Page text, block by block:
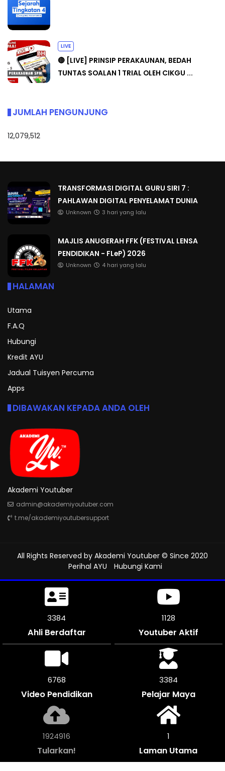
LIVE
🔴 [LIVE] PRINSIP PERAKAUNAN, BEDAH
TUNTAS SOALAN 1 TRIAL OLEH CIKGU ...
JUMLAH PENGUNJUNG
12,079,512
TRANSFORMASI DIGITAL GURU SIRI 7 :
PAHLAWAN DIGITAL PENYELAMAT DUNIA
Unknown 3 hari yang lalu
MAJLIS ANUGERAH FFK (FESTIVAL LENSA
PENDIDIKAN - FLeP) 2026
Unknown 4 hari yang lalu
HALAMAN
Utama
F.A.Q
Hubungi
Kredit AYU
Jadual Tuisyen Percuma
Apps
DIBAWAKAN KEPADA ANDA OLEH
Akademi Youtuber
admin@akademiyoutuber.com
t.me/akademiyoutubersupport
All Rights Reserved by Akademi Youtuber © Since 2020
Perihal AYU
Hubungi Kami
3900
Ahli Berdaftar
1300
Youtuber Aktif
7800
Video Pendidikan
3900
Pelajar Maya
2218692
Tularkan!
1
Laman Utama